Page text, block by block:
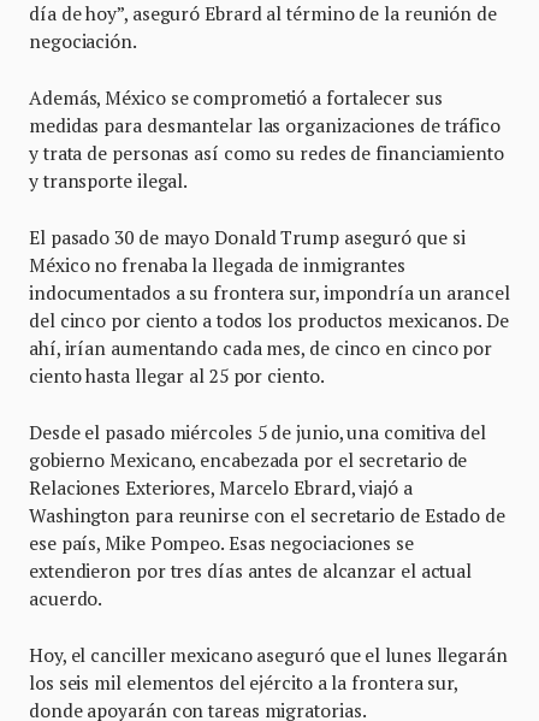
día de hoy”, aseguró Ebrard al término de la reunión de
negociación.
Además, México se comprometió a fortalecer sus
medidas para desmantelar las organizaciones de tráfico
y trata de personas así como su redes de financiamiento
y transporte ilegal.
El pasado 30 de mayo Donald Trump aseguró que si
México no frenaba la llegada de inmigrantes
indocumentados a su frontera sur, impondría un arancel
del cinco por ciento a todos los productos mexicanos. De
ahí, irían aumentando cada mes, de cinco en cinco por
ciento hasta llegar al 25 por ciento.
Desde el pasado miércoles 5 de junio, una comitiva del
gobierno Mexicano, encabezada por el secretario de
Relaciones Exteriores, Marcelo Ebrard, viajó a
Washington para reunirse con el secretario de Estado de
ese país, Mike Pompeo. Esas negociaciones se
extendieron por tres días antes de alcanzar el actual
acuerdo.
Hoy, el canciller mexicano aseguró que el lunes llegarán
los seis mil elementos del ejército a la frontera sur,
donde apoyarán con tareas migratorias.